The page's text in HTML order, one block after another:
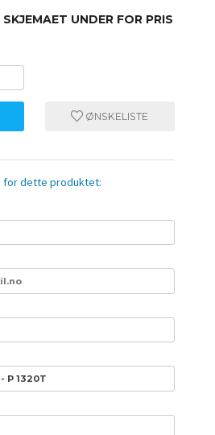
UNDER FOR PRIS
ØNSKELISTE
for dette produktet: